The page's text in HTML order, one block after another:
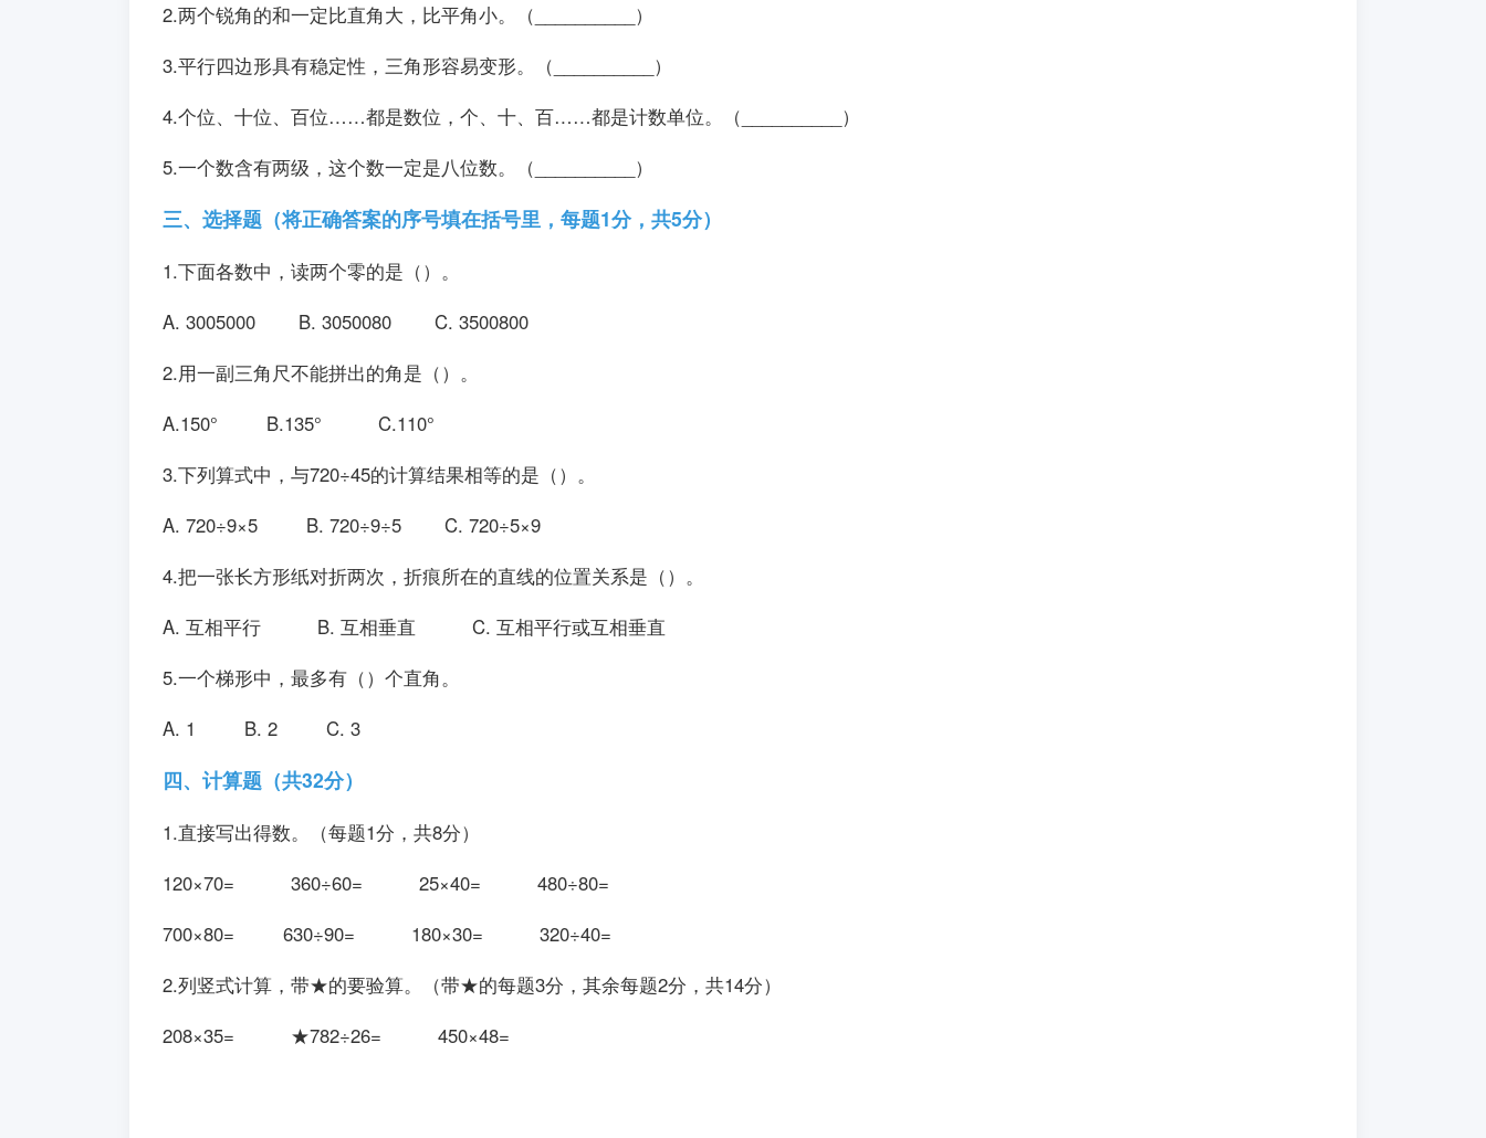
2.两个锐角的和一定比直角大，比平角小。（__________）
3.平行四边形具有稳定性，三角形容易变形。（__________）
4.个位、十位、百位……都是数位，个、十、百……都是计数单位。（__________）
5.一个数含有两级，这个数一定是八位数。（__________）
三、选择题（将正确答案的序号填在括号里，每题1分，共5分）
1.下面各数中，读两个零的是（）。
A. 3005000 B. 3050080 C. 3500800
2.用一副三角尺不能拼出的角是（）。
A.150° B.135° C.110°
3.下列算式中，与720÷45的计算结果相等的是（）。
A. 720÷9×5 B. 720÷9÷5 C. 720÷5×9
4.把一张长方形纸对折两次，折痕所在的直线的位置关系是（）。
A. 互相平行 B. 互相垂直 C. 互相平行或互相垂直
5.一个梯形中，最多有（）个直角。
A. 1 B. 2 C. 3
四、计算题（共32分）
1.直接写出得数。（每题1分，共8分）
120×70= 360÷60= 25×40= 480÷80=
700×80= 630÷90= 180×30= 320÷40=
2.列竖式计算，带★的要验算。（带★的每题3分，其余每题2分，共14分）
208×35= ★782÷26= 450×48=